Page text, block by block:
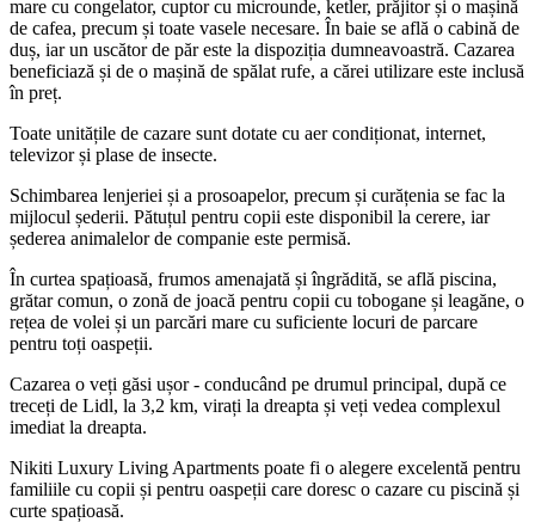
mare cu congelator, cuptor cu microunde, ketler, prăjitor și o mașină
de cafea, precum și toate vasele necesare. În baie se află o cabină de
duș, iar un uscător de păr este la dispoziția dumneavoastră. Cazarea
beneficiază și de o mașină de spălat rufe, a cărei utilizare este inclusă
în preț.
Toate unitățile de cazare sunt dotate cu aer condiționat, internet,
televizor și plase de insecte.
Schimbarea lenjeriei și a prosoapelor, precum și curățenia se fac la
mijlocul șederii. Pătuțul pentru copii este disponibil la cerere, iar
șederea animalelor de companie este permisă.
În curtea spațioasă, frumos amenajată și îngrădită, se află piscina,
grătar comun, o zonă de joacă pentru copii cu tobogane și leagăne, o
rețea de volei și un parcări mare cu suficiente locuri de parcare
pentru toți oaspeții.
Cazarea o veți găsi ușor - conducând pe drumul principal, după ce
treceți de Lidl, la 3,2 km, virați la dreapta și veți vedea complexul
imediat la dreapta.
Nikiti Luxury Living Apartments poate fi o alegere excelentă pentru
familiile cu copii și pentru oaspeții care doresc o cazare cu piscină și
curte spațioasă.